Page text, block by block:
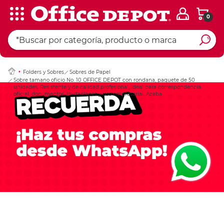
0
Folders y Sobres
Sobres de Papel
Sobre tamano oficio No. 10 OFFICE DEPOT con rondana, paquete de 50
unidades. Resistente y de calidad profesional, ideal para correspondencia
oficial, documentos, invitaciones y uso empresarial. Acaba
Ingresar Codigo